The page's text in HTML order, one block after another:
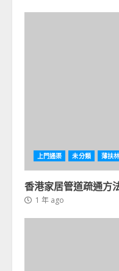
上門通渠 未分類 薄扶
香港家居管道疏通方
1 年 ago